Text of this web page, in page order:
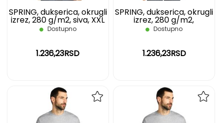
SPRING, dukserica, okrugli
izrez, 280 g/m2, siva, XXL
Dostupno
1.236,23RSD
SPRING, dukserica, okrugli
izrez, 280 g/m2,
pepeljasta, 3XL
Dostupno
1.236,23RSD